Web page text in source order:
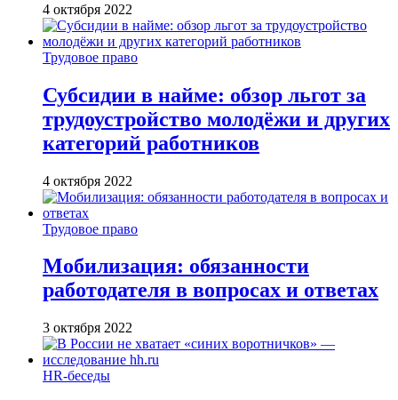
4 октября 2022
Трудовое право
Субсидии в найме: обзор льгот за
трудоустройство молодёжи и других
категорий работников
4 октября 2022
Трудовое право
Мобилизация: обязанности
работодателя в вопросах и ответах
3 октября 2022
HR-беседы